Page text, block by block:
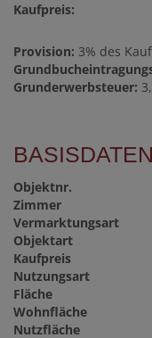
Kaufpreis:
Provision: 3% des
Grunderwerbsteuer:
Objektnr.
Zimmer
Vermarktungsart
Objektart
Kaufpreis
Nutzungsart
Fläche
Wohnfläche
Nutzfläche